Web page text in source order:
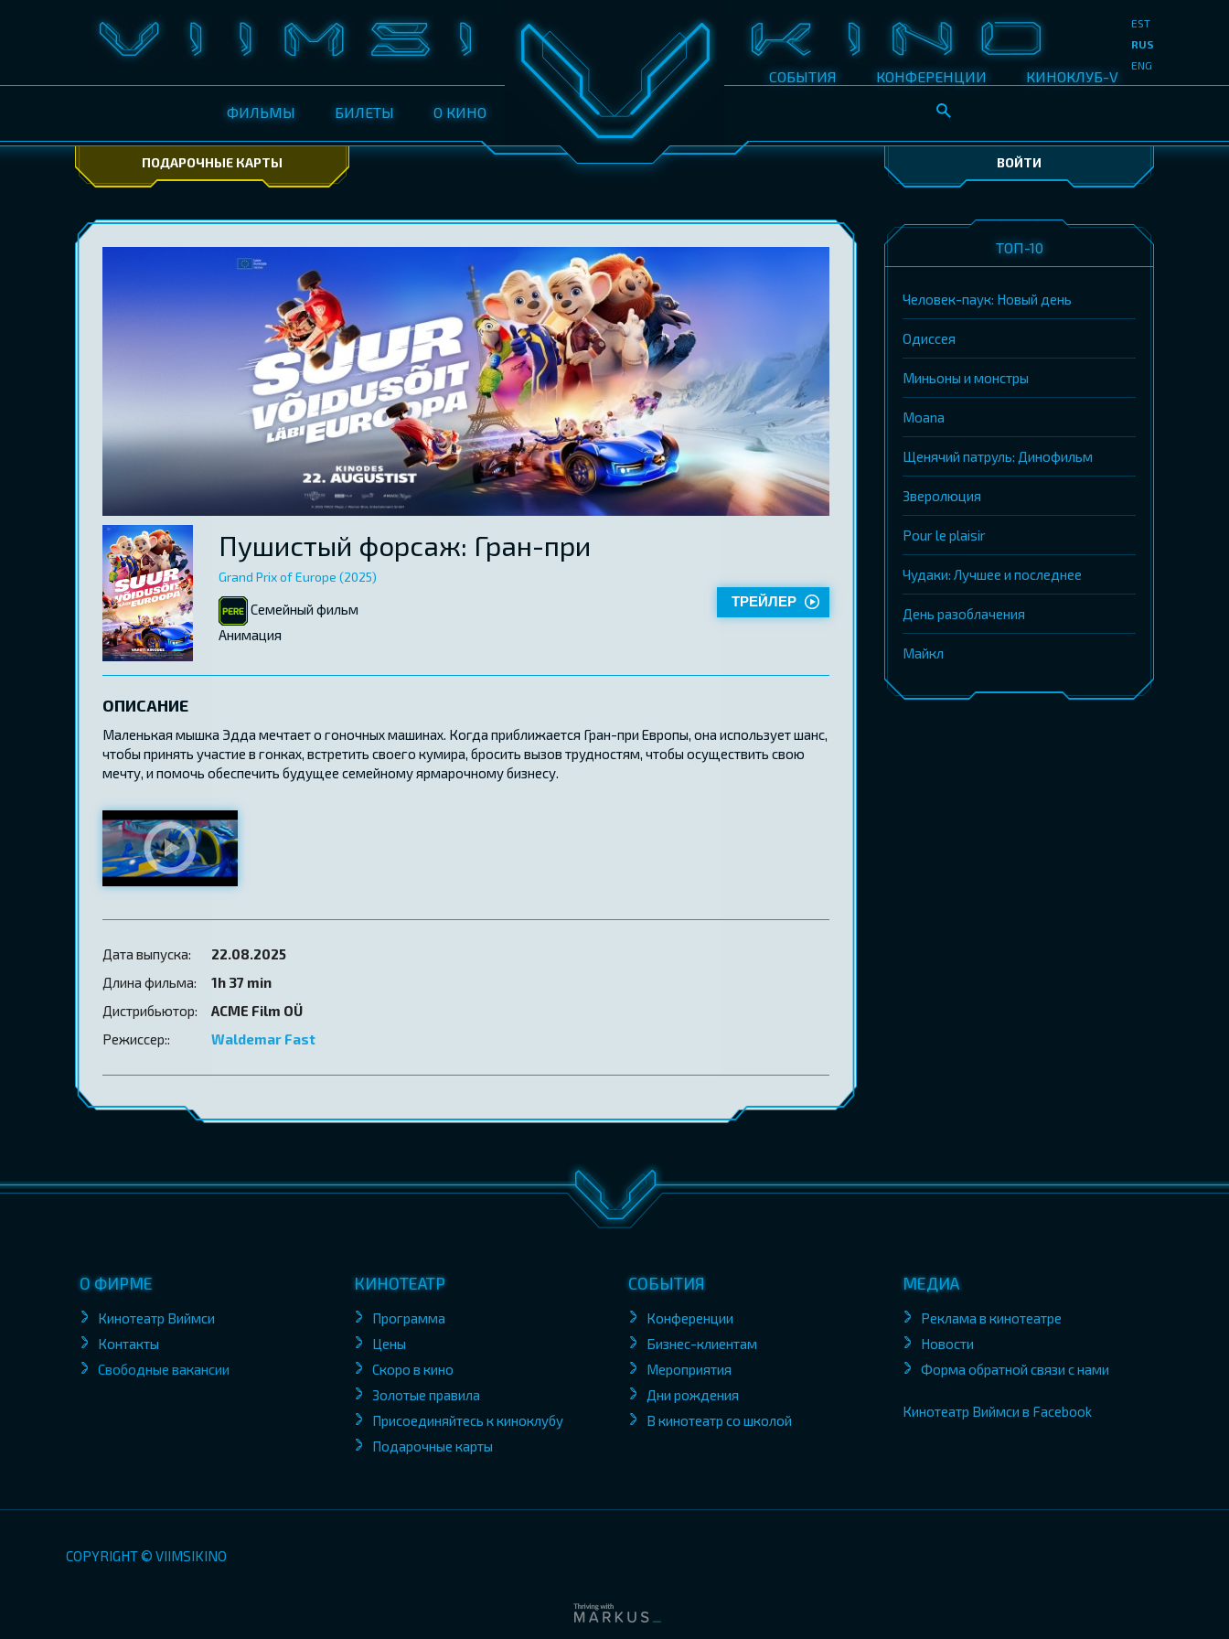
ФИЛЬМЫ БИЛЕТЫ О КИНО
СОБЫТИЯ КОНФЕРЕНЦИИ КИНОКЛУБ-V
EST
RUS
ENG
ПОДАРОЧНЫЕ КАРТЫ ВОЙТИ
Пушистый форсаж: Гран-при
Grand Prix of Europe (2025)
Семейный фильм
Aнимация
ТРЕЙЛЕР
ОПИСАНИЕ
Маленькая мышка Эдда мечтает о гоночных машинах. Когда приближается Гран-при Европы, она использует шанс,
чтобы принять участие в гонках, встретить своего кумира, бросить вызов трудностям, чтобы осуществить свою
мечту, и помочь обеспечить будущее семейному ярмарочному бизнесу.
Дата выпуска:
22.08.2025
Длина фильма:
1h 37 min
Дистрибьютор:
ACME Film OÜ
Режиссер::
Waldemar Fast
ТОП-10
Человек-паук: Новый день
Одиссея
Миньоны и монстры
Moana
Щенячий патруль: Динофильм
Зверолюция
Pour le plaisir
Чудаки: Лучшее и последнее
День разоблачения
Майкл
О ФИРМЕ
Кинотеатр Виймси
Контакты
Свободные вакансии
КИНОТЕАТР
Программа
Цены
Скоро в кино
Золотые правила
Присоединяйтесь к киноклубу
Подарочные карты
СОБЫТИЯ
Конференции
Бизнес-клиентам
Мероприятия
Дни рождения
В кинотеатр со школой
МЕДИА
Реклама в кинотеатре
Новости
Форма обратной связи с нами
Кинотеатр Виймси в Facebook
COPYRIGHT © VIIMSIKINO